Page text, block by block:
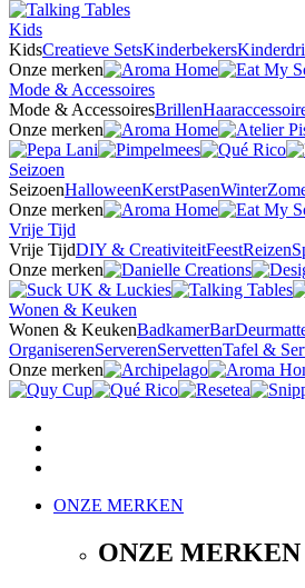
Kids
KidsCreatieve SetsKinderbekers
Onze merken
Mode & Accessoires
Mode & AccessoiresBrillen
Onze merken
Seizoen
SeizoenHalloweenKerstPasenWinter
Onze merken
Vrije Tijd
Vrije TijdDIY & CreativiteitFeestReizen
Onze merken
Wonen & Keuken
Wonen & KeukenBadkamerBar
OrganiserenServerenServettenTafel &
Onze merken
ONZE MERKEN
ONZE MERKEN